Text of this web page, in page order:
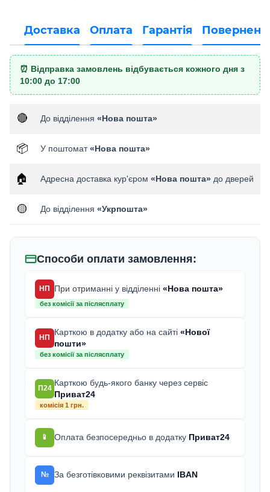
Доставка Оплата Гарантія
⏰ Відправка замовлень відбувається кожного дня з
10:00 до 17:00
🔴 До відділення «Нова пошта»
📦 У поштомат«Нова пошта»
🏠 Адресна доставка кур'єром «Нова пошта» до дверей
🟡 До відділення «Укрпошта»
Способи оплати замовлення:
НП При отриманні у відділенні «Нова пошта»
без комісії за післясплату
НП
Карткою в додатку або на сайті «Нової
пошти»
без комісії за післясплату
П24
Карткою будь-якого банку через сервіс
Приват24
комісія 1 грн.
📱 Оплата безпосередньо в додатку Приват24
№ За безготівковими реквізитами IBAN